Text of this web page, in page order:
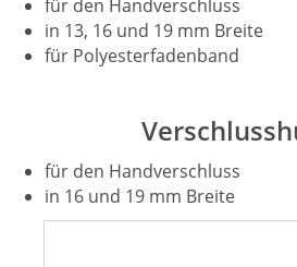
für den Handverschluss
in 13, 16 und 19 mm Breite
für Polyesterfadenband
für den Handverschluss
in 16 und 19 mm Breite